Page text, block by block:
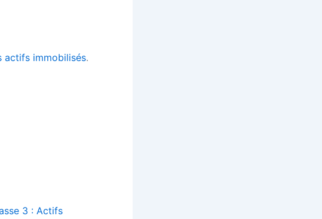
actifs immobilisés.
3 : Actifs